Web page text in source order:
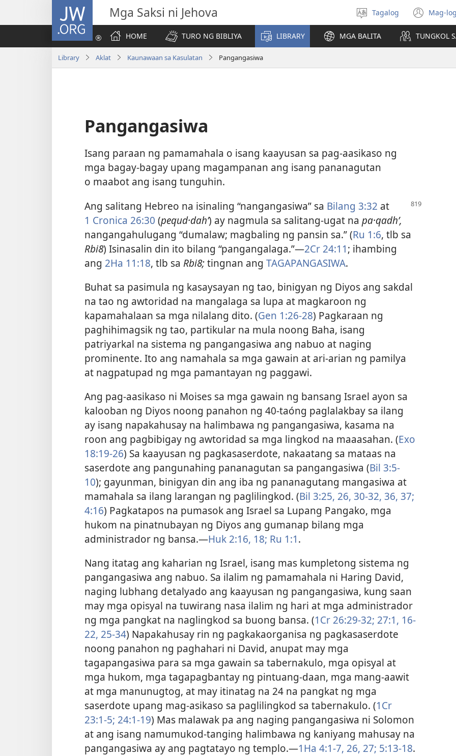
JW.ORG Mga Saksi ni Jehova
Pumili
ng
wika
Tagalog Mag-(may
na
HOME
TURO NG BIBLIYA LIBRARY MGA BALITA TUNGKOL
Library Aklat Kaunawaan sa Kasulatan Pangangasiwa
Pangangasiwa
Isang paraan ng pamamahala o isang kaayusan sa pag-aasikaso ng
mga bagay-bagay upang magampanan ang isang pananagutan
o maabot ang isang tunguhin.
Ang salitang Hebreo na isinaling “nangangasiwa” sa Bilang 3:32 at
1 Cronica 26:30 (pequd·dahʹ) ay nagmula sa salitang-ugat na pa·qadhʹ,
nangangahulugang “dumalaw; magbaling ng pansin sa.” (Ru 1:6, tlb sa
Rbi8) Isinasalin din ito bilang “pangangalaga.”​—2Cr 24:11; ihambing
ang 2Ha 11:18, tlb sa Rbi8;tingnan ang TAGAPANGASIWA.
Buhat sa pasimula ng kasaysayan ng tao, binigyan ng Diyos ang sakdal
na tao ng awtoridad na mangalaga sa lupa at magkaroon ng
kapamahalaan sa mga nilalang dito. (Gen 1:26-28) Pagkaraan ng
paghihimagsik ng tao, partikular na mula noong Baha, isang
patriyarkal na sistema ng pangangasiwa ang nabuo at naging
prominente. Ito ang namahala sa mga gawain at ari-arian ng pamilya
at nagpatupad ng mga pamantayan ng paggawi.
Ang pag-aasikaso ni Moises sa mga gawain ng bansang Israel ayon sa
kalooban ng Diyos noong panahon ng 40-taóng paglalakbay sa ilang
ay isang napakahusay na halimbawa ng pangangasiwa, kasama na
roon ang pagbibigay ng awtoridad sa mga lingkod na maaasahan. (Exo
18:19-26) Sa kaayusan ng pagkasaserdote, nakaatang sa mataas na
saserdote ang pangunahing pananagutan sa pangangasiwa (Bil 3:5-
10); gayunman, binigyan din ang iba ng pananagutang mangasiwa at
mamahala sa ilang larangan ng paglilingkod. (Bil 3:25, 26, 30-32, 36, 37;
4:16) Pagkatapos na pumasok ang Israel sa Lupang Pangako, mga
hukom na pinatnubayan ng Diyos ang gumanap bilang mga
administrador ng bansa.​—Huk 2:16, 18; Ru 1:1.
Nang itatag ang kaharian ng Israel, isang mas kumpletong sistema ng
pangangasiwa ang nabuo. Sa ilalim ng pamamahala ni Haring David,
naging lubhang detalyado ang kaayusan ng pangangasiwa, kung saan
may mga opisyal na tuwirang nasa ilalim ng hari at mga administrador
ng mga pangkat na naglingkod sa buong bansa. (1Cr 26:29-32; 27:1, 16-
22, 25-34) Napakahusay rin ng pagkakaorganisa ng pagkasaserdote
noong panahon ng paghahari ni David, anupat may mga
tagapangasiwa para sa mga gawain sa tabernakulo, mga opisyal at
mga hukom, mga tagapagbantay ng pintuang-daan, mga mang-aawit
at mga manunugtog, at may itinatag na 24 na pangkat ng mga
saserdote upang mag-asikaso sa paglilingkod sa tabernakulo. (1Cr
23:1-5; 24:1-19) Mas malawak pa ang naging pangangasiwa ni Solomon
at ang isang namumukod-tanging halimbawa ng kaniyang mahusay na
pangangasiwa ay ang pagtatayo ng templo.​—1Ha 4:1-7, 26, 27; 5:13-18.